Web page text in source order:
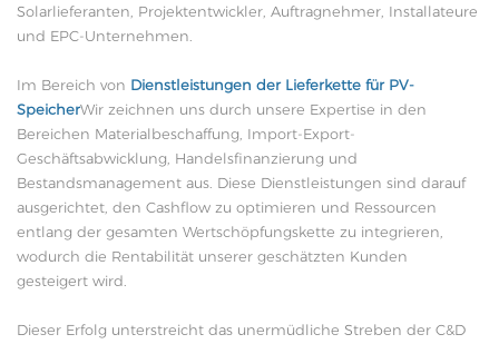
Solarlieferanten, Projektentwickler, Auftragnehmer, Installateure
und EPC-Unternehmen.
Im Bereich von Dienstleistungen der Lieferkette für PV-
SpeicherWir zeichnen uns durch unsere Expertise in den
Bereichen Materialbeschaffung, Import-Export-
Geschäftsabwicklung, Handelsfinanzierung und
Bestandsmanagement aus. Diese Dienstleistungen sind darauf
ausgerichtet, den Cashflow zu optimieren und Ressourcen
entlang der gesamten Wertschöpfungskette zu integrieren,
wodurch die Rentabilität unserer geschätzten Kunden
gesteigert wird.
Dieser Erfolg unterstreicht das unermüdliche Streben der C&D